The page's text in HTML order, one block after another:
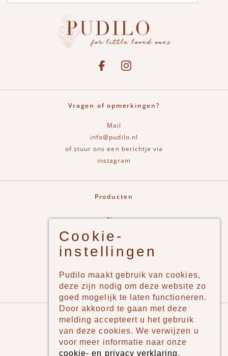
See our FacebookBekijk onze Instagram pagina
Vragen of opmerkingen?
Mail
info@pudilo.nl
of stuur ons een berichtje via
instagram
Producten
New
Jongens
Meisjes
Merken
Pudilo
Over ons
Cookie-
instellingen
Pudilo maakt gebruik van cookies,
deze zijn nodig om deze website zo
goed mogelijk te laten functioneren.
Door akkoord te gaan met deze
melding accepteert u het gebruik
van deze cookies. We verwijzen u
voor meer informatie naar onze
cookie- en privacy verklaring.